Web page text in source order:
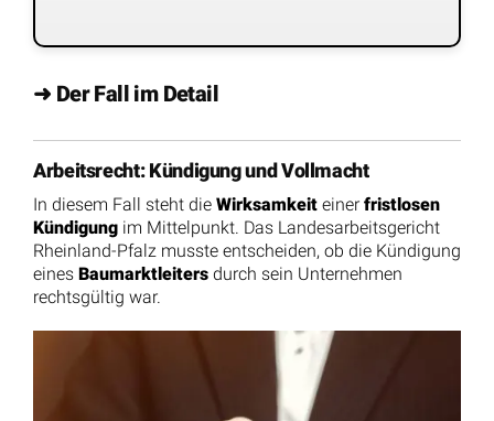
➜ Der Fall im Detail
Arbeitsrecht: Kündigung und Vollmacht
In diesem Fall steht die Wirksamkeit einer fristlosen
Kündigung im Mittelpunkt. Das Landesarbeitsgericht
Rheinland-Pfalz musste entscheiden, ob die Kündigung
eines Baumarktleiters durch sein Unternehmen
rechtsgültig war.